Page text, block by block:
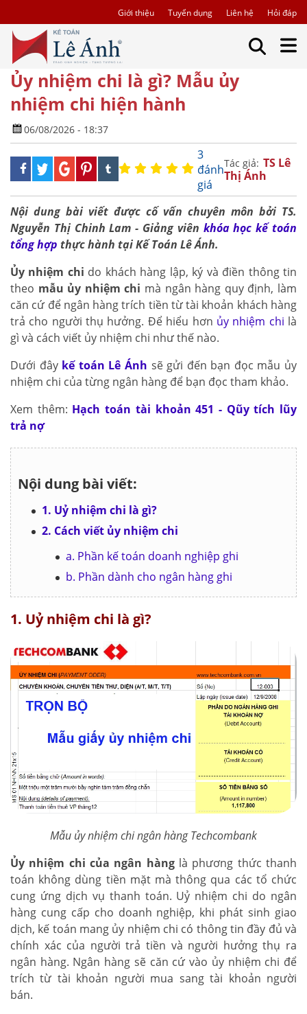
Giới thiệu Tuyển dụng Liên hệ Hỏi đáp
Ủy nhiệm chi là gì? Mẫu ủy
nhiệm chi hiện hành
06/08/2026 - 18:37
3
đánh
giá
Tác giả: TS Lê
Thị Ánh
Nội dung bài viết được cố vấn chuyên môn bởi TS.
Nguyễn Thị Chinh Lam - Giảng viên khóa học kế toán
tổng hợp thực hành tại Kế Toán Lê Ánh.
Ủy nhiệm chi do khách hàng lập, ký và điền thông tin
theo mẫu ủy nhiệm chi mà ngân hàng quy định, làm
căn cứ để ngân hàng trích tiền từ tài khoản khách hàng
trả cho người thụ hưởng. Để hiểu hơn ủy nhiệm chi là
gì và cách viết ủy nhiệm chi như thế nào.
Dưới đây kế toán Lê Ánh sẽ gửi đến bạn đọc mẫu ủy
nhiệm chi của từng ngân hàng để bạn đọc tham khảo.
Xem thêm: Hạch toán tài khoản 451 - Qũy tích lũy
trả nợ
Nội dung bài viết:
1. Uỷ nhiệm chi là gì?
2. Cách viết ủy nhiệm chi
a. Phần kế toán doanh nghiệp ghi
b. Phần dành cho ngân hàng ghi
1. Uỷ nhiệm chi là gì?
Mẫu ủy nhiệm chi ngân hàng Techcombank
Ủy nhiệm chi của ngân hànglà phương thức thanh
toán không dùng tiền mặt mà thông qua các tổ chức
cung ứng dịch vụ thanh toán. Uỷ nhiệm chi do ngân
hàng cung cấp cho doanh nghiệp, khi phát sinh giao
dịch, kế toán mang ủy nhiệm chi có thông tin đầy đủ và
chính xác của người trả tiền và người hưởng thụ ra
ngân hàng. Ngân hàng sẽ căn cứ vào ủy nhiệm chi để
trích từ tài khoản người mua sang tài khoản người
bán.